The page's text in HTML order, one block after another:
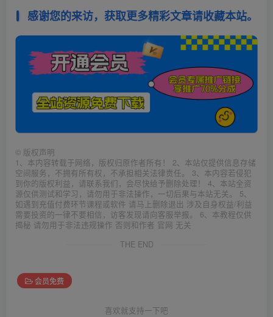
感谢您的来访，获取更多精彩文章请收藏本站。
© 版权声明
1、本内容转载于网络，版权归原作者所有！ 2、本站仅提供信息存储
空间服务，不拥有所有权，不承担相关法律责任。 3、本内容若侵犯
到你的版权利益，请联系我们，会尽快给予删除处理！ 4、本站全资
源仅供测试和学习，请勿用于非法操作，一切后果与本站无关。 5、
如遇到充值付费环节课程或软件 请马上删除退出 涉及自身权益/利益
需要投资的一律不要相信，访客发现请向客服举报。 6、本教程仅供
揭秘 请勿用于非法违规操作 否则和作者 官网 无关
THE END
会员免费
喜欢就支持一下吧